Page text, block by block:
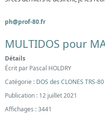
ph@prof-80.fr
MULTIDOS pour
Détails
Écrit par Pascal HOLDRY
Catégorie : DOS des CLONES TRS-80
Publication : 12 juillet 2021
Affichages : 3441